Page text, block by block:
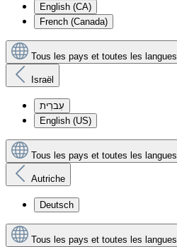
English (CA)
French (Canada)
Tous les pays et toutes les langues
Israël
עִברִית
English (US)
Tous les pays et toutes les langues
Autriche
Deutsch
Tous les pays et toutes les langues